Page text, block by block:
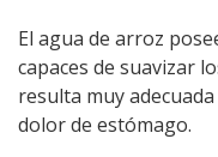
El agua de arroz
capaces de suavizar
resulta muy
dolor de estómago.